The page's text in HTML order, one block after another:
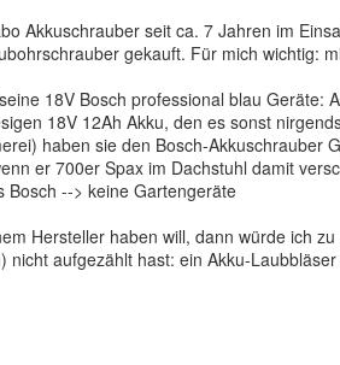
Akkuschrauber seit ca. 7 Jahren im
gekauft. Für mich wichtig:
18V Bosch professional blau
18V 12Ah Akku, den es sonst
haben sie den Bosch-Akkuschrauber
er 700er Spax im Dachstuhl damit
Bosch --> keine Gartengeräte
Hersteller haben will, dann würde ich
nicht aufgezählt hast: ein Akku-